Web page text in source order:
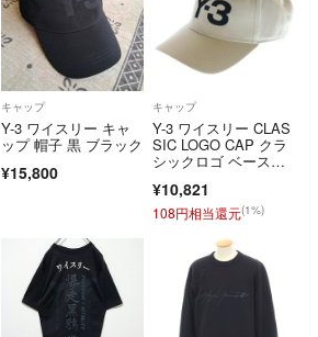
キャップ
Y-3 ワイスリー キャ
ップ 帽子 黒 ブラック
¥15,800
キャップ
Y-3 ワイスリー CLAS
SIC LOGO CAP クラ
シックロゴ ベースボ
ワイト JP1144-3-104
¥10,821
108円相当還元(1%)